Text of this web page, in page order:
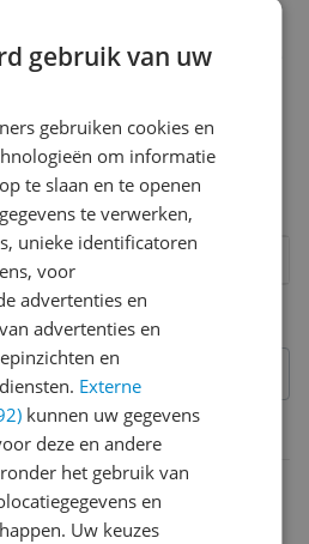
kenmerken
tussen de 3 en 10 minuten.
andere bezoekers een betere
je iedere maand kans op
actievoorwaarden.
1 van 4
gebruik van uw
gebruiken cookies en
om informatie
te slaan en te openen
te verwerken,
unieke identificatoren
voor
advertenties en
advertenties en
en
Externe
kunnen uw gegevens
deze en andere
het gebruik van
en
Uw keuzes